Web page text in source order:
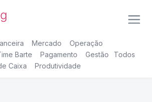
Mercado
Operação
Barte Pagamento
Gestão
Caixa
Produtividade
Todos